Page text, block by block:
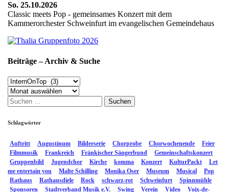
So. 25.10.2026
Classic meets Pop - gemeinsames Konzert mit dem
Kammerorchester Schweinfurt im evangelischen Gemeindehaus
Beiträge – Archiv & Suche
Beiträge
–
Archiv
&
Archiv
Suchen
nach:
Schlagwörter
Auftritt Augustinum Bilderserie Chorprobe Chorwochenende
Feier
Filmmusik
Frankreich Fränkischer Sängerbund
Gemeinschaftskonzert
Gruppenbild
Jugendchor Kirche komma Konzert KulturPackt
Let
me entertain you
Malte Schilling Monika Oser Museum Musical
Pop
Rathaus
Rathausdiele Rock schwarz-rot Schweinfurt
Spinnmühle
Sponsoren
Stadtverband Musik e.V. Swing Verein Video Voix-de-